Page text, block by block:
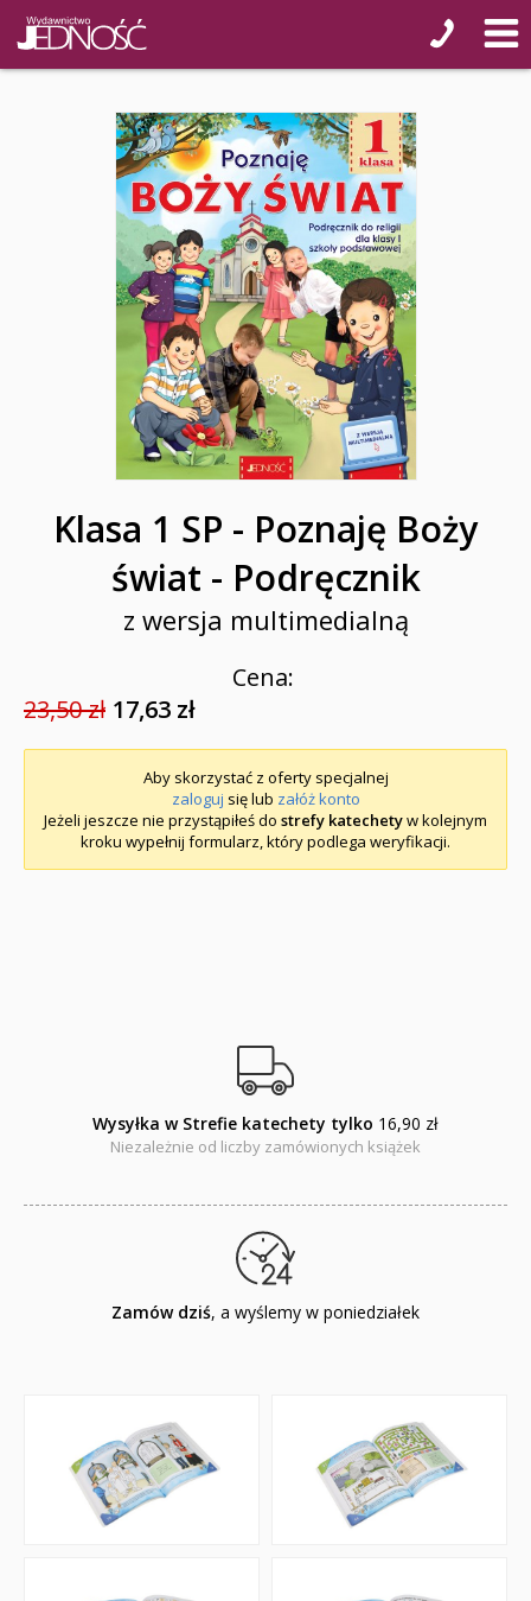
Klasa 1 SP - Poznaję Boży
świat - Podręcznik
z wersja multimedialną
Cena:
23,50 zł 17,63 zł
Aby skorzystać z oferty specjalnej
zaloguj się lub załóż konto
Jeżeli jeszcze nie przystąpiłeś do strefy katechetyw kolejnym
kroku wypełnij formularz, który podlega weryfikacji.
Wysyłka w Strefie katechety tylko 16,90 zł
Niezależnie od liczby zamówionych książek
Zamów dziś, a wyślemy w poniedziałek